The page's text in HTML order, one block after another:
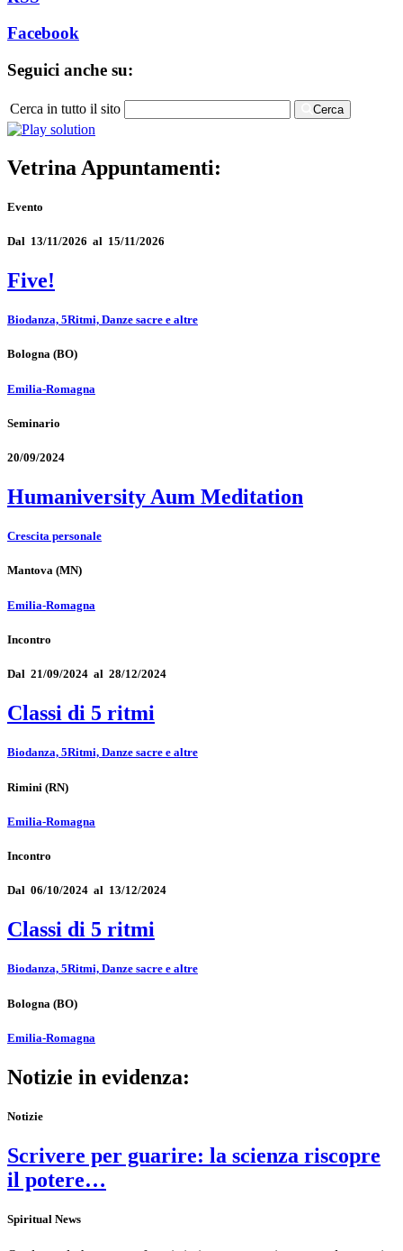
Facebook
Seguici anche su:
Cerca in tutto il sito Cerca
Vetrina Appuntamenti:
Evento
Dal 13/11/2026 al 15/11/2026
Five!
Biodanza, 5Ritmi, Danze sacre e altre
Bologna (BO)
Emilia-Romagna
Seminario
20/09/2024
Humaniversity Aum Meditation
Crescita personale
Mantova (MN)
Emilia-Romagna
Incontro
Dal 21/09/2024 al 28/12/2024
Classi di 5 ritmi
Biodanza, 5Ritmi, Danze sacre e altre
Rimini (RN)
Emilia-Romagna
Incontro
Dal 06/10/2024 al 13/12/2024
Classi di 5 ritmi
Biodanza, 5Ritmi, Danze sacre e altre
Bologna (BO)
Emilia-Romagna
Notizie in evidenza:
Notizie
Scrivere per guarire: la scienza riscopre
il potere…
Spiritual News